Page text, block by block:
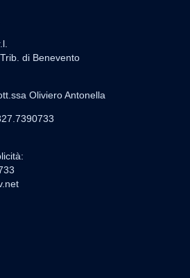
di Benevento
Oliviero Antonella